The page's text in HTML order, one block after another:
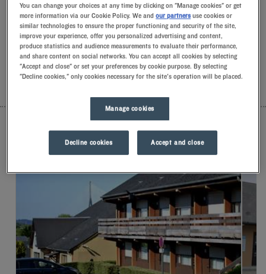
aufmerksamen Gesten empfangen.Entdecken Sie den
einzigartigen Komfort unserer Memoryfoam-Kissen.Und um
den Tag richtig zu beginnen, sollten Sie das Besondere bei
Kyriad kosten.Gönnen Sie sich zum Frühstück einen kühlen
gefrorenen Joghurt … Mindestens zwei gute Gründe, um
wiederzukommen!
KARTE
You can change your choices at any time by clicking on "Manage cookies" or get
more information via our Cookie Policy. We andour partners use cookies or
similar technologies to ensure the proper functioning and security of the site,
improve your experience, offer you personalized advertising and content,
produce statistics and audience measurements to evaluate their performance,
and share content on social networks. You can accept all cookies by selecting
"Accept and close" or set your preferences by cookie purpose. By selecting
"Decline cookies," only cookies necessary for the site's operation will be placed.
Manage cookies
Decline cookies Accept and close